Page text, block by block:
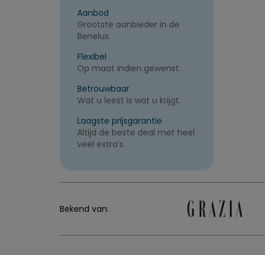
Aanbod
Grootste aanbieder in de
Benelux.
Flexibel
Op maat indien gewenst.
Betrouwbaar
Wat u leest is wat u krijgt.
Laagste prijsgarantie
Altijd de beste deal met heel
veel extra’s.
Bekend van: